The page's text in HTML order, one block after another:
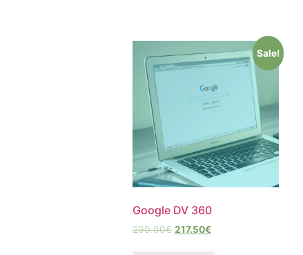
Sale!
Google DV 360
290.00€ 217.50€